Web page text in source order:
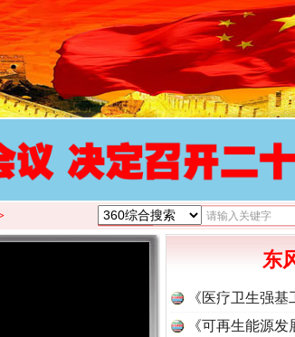
东
《医疗卫生强
《可再生能源